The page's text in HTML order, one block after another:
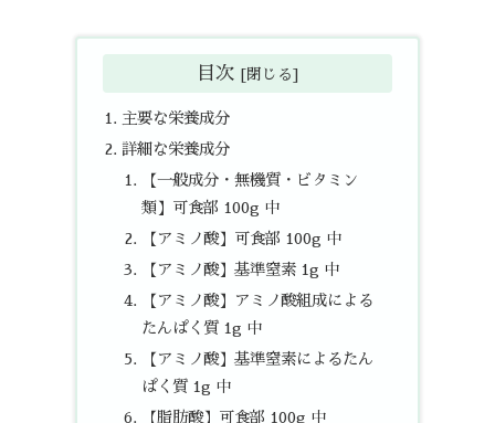
目次
主要な栄養成分
詳細な栄養成分
【一般成分・無機質・ビタミン
類】可食部 100g 中
【アミノ酸】可食部 100g 中
【アミノ酸】基準窒素 1g 中
【アミノ酸】アミノ酸組成による
たんぱく質 1g 中
【アミノ酸】基準窒素によるたん
ぱく質 1g 中
【脂肪酸】可食部 100g 中